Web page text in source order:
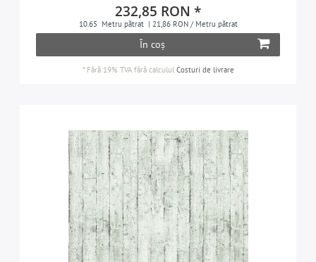
232,85 RON *
10.65 Metru pătrat | 21,86 RON / Metru pătrat
În coș
* Fără 19% TVAfără calculul Costuri de livrare